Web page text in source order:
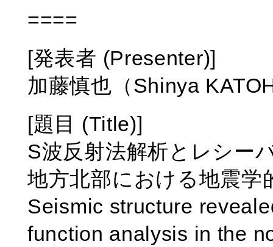
====
[発表者 (Presenter)]
加藤慎也（Shinya
[題目 (Title)]
S波反射法解析とレシー
地方北部における地震学
Seismic structure
function analysis in the